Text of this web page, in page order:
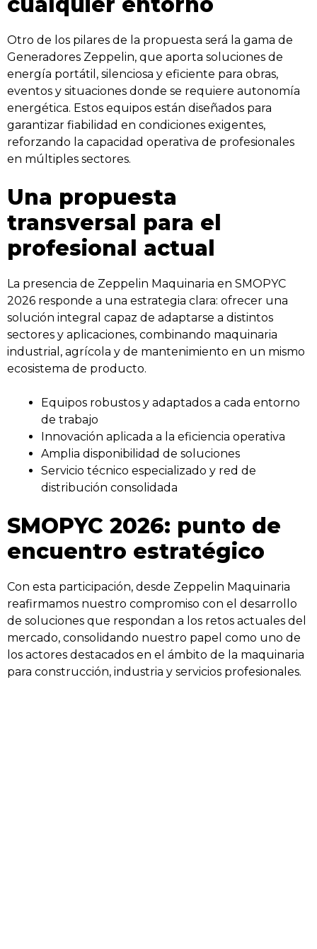
Otro de los pilares de la propuesta será la gama de
Generadores Zeppelin, que aporta soluciones de
energía portátil, silenciosa y eficiente para obras,
eventos y situaciones donde se requiere autonomía
energética. Estos equipos están diseñados para
garantizar fiabilidad en condiciones exigentes,
reforzando la capacidad operativa de profesionales
en múltiples sectores.
Una propuesta
transversal para el
profesional actual
La presencia de Zeppelin Maquinaria en SMOPYC
2026 responde a una estrategia clara: ofrecer una
solución integral capaz de adaptarse a distintos
sectores y aplicaciones, combinando maquinaria
industrial, agrícola y de mantenimiento en un mismo
ecosistema de producto.
Equipos robustos y adaptados a cada entorno
de trabajo
Innovación aplicada a la eficiencia operativa
Amplia disponibilidad de soluciones
Servicio técnico especializado y red de
distribución consolidada
SMOPYC 2026: punto de
encuentro estratégico
Con esta participación, desde Zeppelin Maquinaria
reafirmamos nuestro compromiso con el desarrollo
de soluciones que respondan a los retos actuales del
mercado, consolidando nuestro papel como uno de
los actores destacados en el ámbito de la maquinaria
para construcción, industria y servicios profesionales.